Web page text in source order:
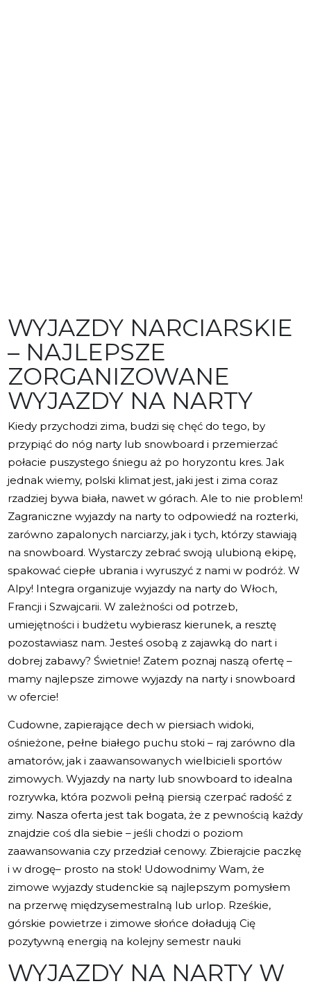
WYJAZDY NARCIARSKIE
– NAJLEPSZE
ZORGANIZOWANE
WYJAZDY NA NARTY
Kiedy przychodzi zima, budzi się chęć do tego, by
przypiąć do nóg narty lub snowboard i przemierzać
połacie puszystego śniegu aż po horyzontu kres. Jak
jednak wiemy, polski klimat jest, jaki jest i zima coraz
rzadziej bywa biała, nawet w górach. Ale to nie problem!
Zagraniczne wyjazdy na narty to odpowiedź na rozterki,
zarówno zapalonych narciarzy, jak i tych, którzy stawiają
na snowboard. Wystarczy zebrać swoją ulubioną ekipę,
spakować ciepłe ubrania i wyruszyć z nami w podróż. W
Alpy! Integra organizuje wyjazdy na narty do Włoch,
Francji i Szwajcarii. W zależności od potrzeb,
umiejętności i budżetu wybierasz kierunek, a resztę
pozostawiasz nam. Jesteś osobą z zajawką do nart i
dobrej zabawy? Świetnie! Zatem poznaj naszą ofertę –
mamy najlepsze zimowe wyjazdy na narty i snowboard
w ofercie!
Cudowne, zapierające dech w piersiach widoki,
ośnieżone, pełne białego puchu stoki – raj zarówno dla
amatorów, jak i zaawansowanych wielbicieli sportów
zimowych. Wyjazdy na narty lub snowboard to idealna
rozrywka, która pozwoli pełną piersią czerpać radość z
zimy. Nasza oferta jest tak bogata, że z pewnością każdy
znajdzie coś dla siebie – jeśli chodzi o poziom
zaawansowania czy przedział cenowy. Zbierajcie paczkę
i w drogę– prosto na stok! Udowodnimy Wam, że
zimowe wyjazdy studenckie są najlepszym pomysłem
na przerwę międzysemestralną lub urlop. Rześkie,
górskie powietrze i zimowe słońce doładują Cię
pozytywną energią na kolejny semestr nauki
WYJAZDY NA NARTY W